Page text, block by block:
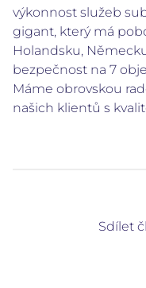
výkonnost služeb
gigant, který má
Holandsku,
bezpečnost na 7
Máme obrovskou
našich klientů s
Sdílet